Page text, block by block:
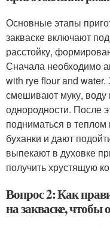
Основные этапы
закваске включают
расстойку,
Сначала необходимо
with rye flour and water.
смешивают муку, воду
однородности. После
подниматься в
буханки и дают
выпекают в духовке
получить хрустящую
Вопрос 2: Как
на закваске, чтобы